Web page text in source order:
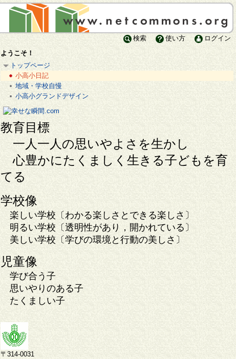
検索 使い方 ログイン
ようこそ！
トップページ
小高小日記
地域・学校自慢
小高小グランドデザイン
教育目標
一人一人の思いやよさを生かし
心豊かにたくましく生きる子どもを育
てる
学校像
楽しい学校〔わかる楽しさとできる楽しさ〕
明るい学校〔透明性があり，開かれている〕
美しい学校〔学びの環境と行動の美しさ〕
児童像
学び合う子
思いやりのある子
たくましい子
〒314-0031